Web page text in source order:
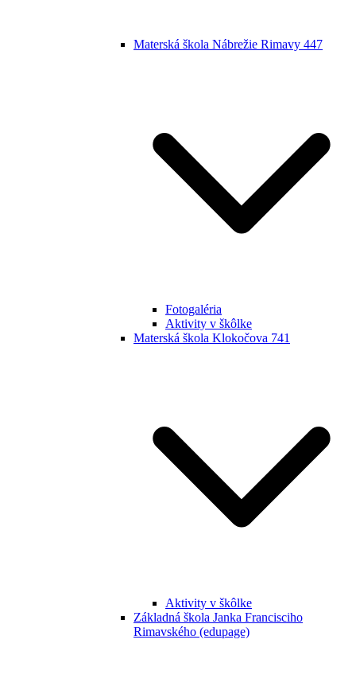
Materská škola Nábrežie Rimavy 447
Fotogaléria
Aktivity v škôlke
Materská škola Klokočova 741
Aktivity v škôlke
Základná škola Janka Francisciho
Rimavského (edupage)